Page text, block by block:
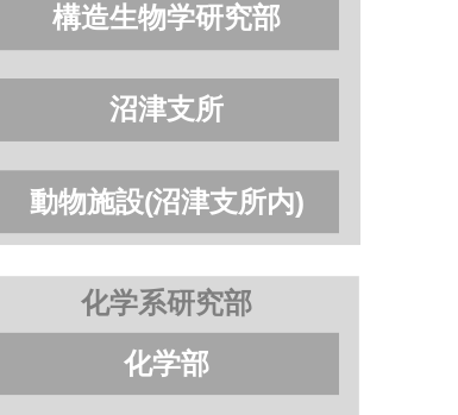
構造生物学研究部
沼津支所
動物施設(沼津支所内)
化学部
化学系研究部